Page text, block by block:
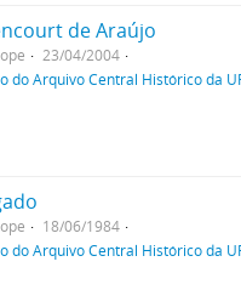
de Araújo
23/04/2004
do Arquivo Central Histórico da
18/06/1984
do Arquivo Central Histórico da